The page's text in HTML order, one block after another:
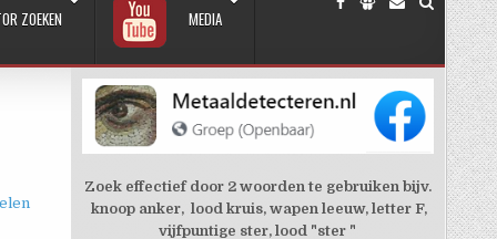
ZOEKEN MEDIA
Zoek effectief door 2 woorden te gebruiken bijv.
knoop anker, lood kruis, wapen leeuw, letter F,
vijfpuntige ster, lood "ster "